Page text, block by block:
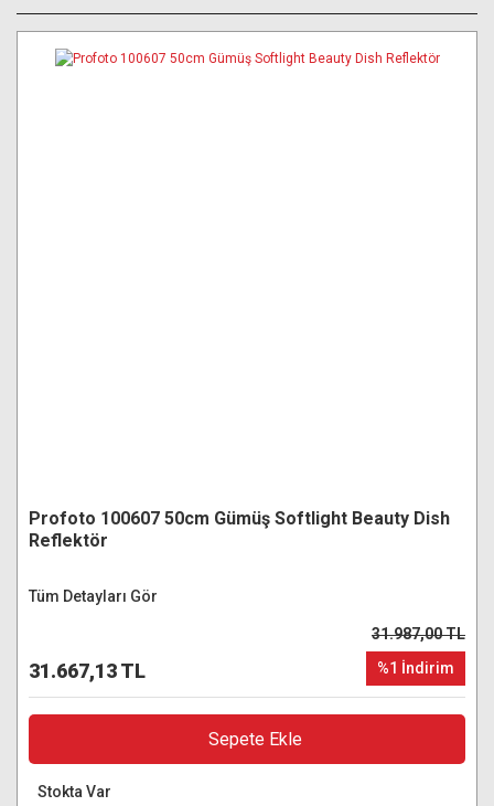
Profoto 100607 50cm Gümüş Softlight Beauty Dish
Reflektör
Tüm Detayları Gör
31.667,13 TL
31.987,00 TL
%1 İndirim
Sepete Ekle
Stokta Var